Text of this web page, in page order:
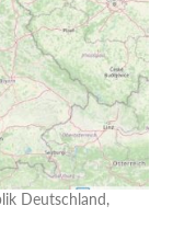
Deutschland,